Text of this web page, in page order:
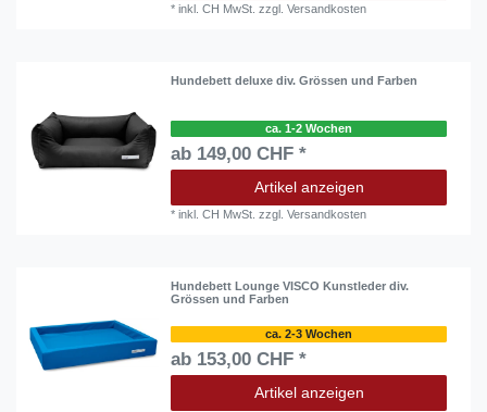
*inkl. CH MwSt. zzgl.Versandkosten
Hundebett deluxe div. Grössen und Farben
ca. 1-2 Wochen
ab 149,00 CHF *
Artikel anzeigen
*inkl. CH MwSt. zzgl.Versandkosten
Hundebett Lounge VISCO Kunstleder div.
Grössen und Farben
ca. 2-3 Wochen
ab 153,00 CHF *
Artikel anzeigen